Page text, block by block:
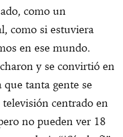
como un
como si estuviera
en ese mundo.
y se convirtió en
tanta gente se
centrado en
no pueden ver 18